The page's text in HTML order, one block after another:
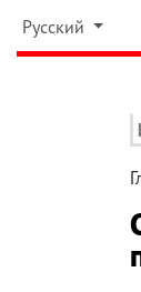
Русский